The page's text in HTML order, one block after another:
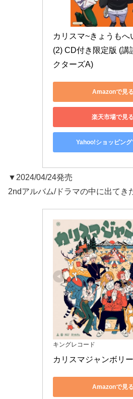
カリスマ~きょうもへ
(2) CD付き限定版 (講
クターズA)
Amazonで見る
楽天市場で見る
Yahoo!ショッピング
▼2024/04/24発売
2ndアルバム/ドラマの中に出てき
キングレコード
カリスマジャンボリー
Amazonで見る